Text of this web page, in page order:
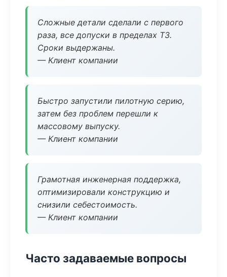
Сложные детали сделали с первого
раза, все допуски в пределах ТЗ.
Сроки выдержаны.
— Клиент компании
Быстро запустили пилотную серию,
затем без проблем перешли к
массовому выпуску.
— Клиент компании
Грамотная инженерная поддержка,
оптимизировали конструкцию и
снизили себестоимость.
— Клиент компании
Часто задаваемые вопросы